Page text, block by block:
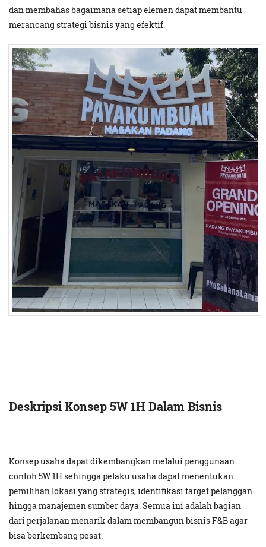
dan membahas bagaimana setiap elemen dapat membantu
merancang strategi bisnis yang efektif.
Deskripsi Konsep 5W 1H Dalam Bisnis
Konsep usaha dapat dikembangkan melalui penggunaan
contoh 5W 1H sehingga pelaku usaha dapat menentukan
pemilihan lokasi yang strategis, identifikasi target pelanggan
hingga manajemen sumber daya. Semua ini adalah bagian
dari perjalanan menarik dalam membangun bisnis F&B agar
bisa berkembang pesat.